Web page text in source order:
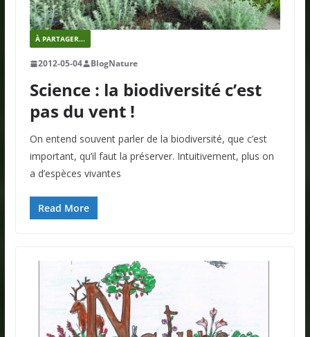
À PARTAGER...
2012-05-04 BlogNature
Science : la biodiversité c’est
pas du vent !
On entend souvent parler de la biodiversité, que c’est
important, qu’il faut la préserver. Intuitivement, plus on
a d’espèces vivantes
Read More